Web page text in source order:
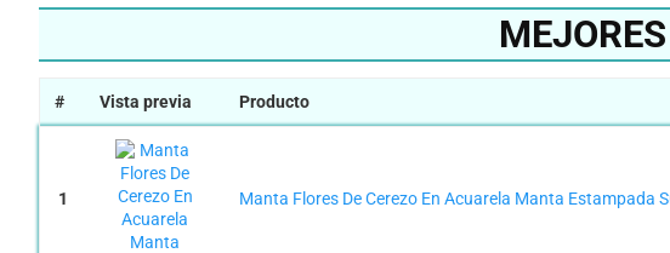
# Vista previa Producto
1 Manta Flores De Cerezo En Acuarela Manta Estampada